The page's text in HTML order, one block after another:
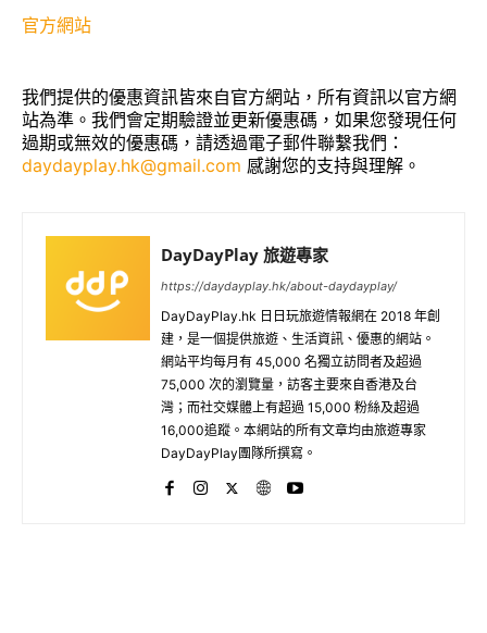
官方網站
我們提供的優惠資訊皆來自官方網站，所有資訊以官方網
站為準。我們會定期驗證並更新優惠碼，如果您發現任何
過期或無效的優惠碼，請透過電子郵件聯繫我們：
daydayplay.hk@gmail.com 感謝您的支持與理解。
DayDayPlay 旅遊專家
https://daydayplay.hk/about-daydayplay/
DayDayPlay.hk 日日玩旅遊情報網在 2018 年創
建，是一個提供旅遊、生活資訊、優惠的網站。
網站平均每月有 45,000 名獨立訪問者及超過
75,000 次的瀏覽量，訪客主要來自香港及台
灣；而社交媒體上有超過 15,000 粉絲及超過
16,000追蹤。本網站的所有文章均由旅遊專家
DayDayPlay團隊所撰寫。